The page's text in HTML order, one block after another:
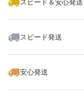
スピード＆安心発送
スピード発送
安心発送